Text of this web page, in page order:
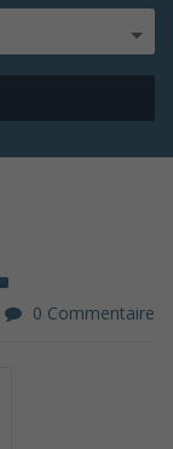
0 Commentaire